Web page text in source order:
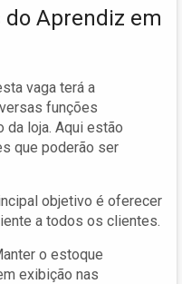
Aprendiz em
vaga terá a
funções
da loja. Aqui estão
que poderão ser
objetivo é oferecer
a todos os clientes.
o estoque
exibição nas